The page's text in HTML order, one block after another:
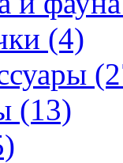
(4)
(13)